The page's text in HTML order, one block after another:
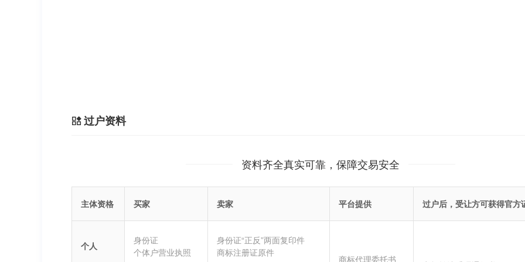
过户资料
资料齐全真实可靠，保障交易安全
主体资格 买家 卖家 平台提供 过户后，受让方可获得官方
个人
身份证
个体户营业执照
身份证“正反”两面复印件
商标注册证原件
商标代理委托书